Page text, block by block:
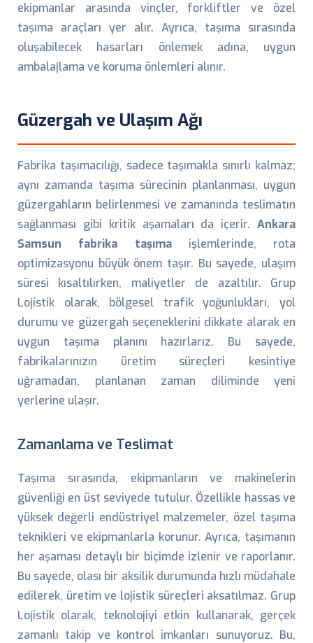
ekipmanlar arasında vinçler, forkliftler ve özel
taşıma araçları yer alır. Ayrıca, taşıma sırasında
oluşabilecek hasarları önlemek adına, uygun
ambalajlama ve koruma önlemleri alınır.
Güzergah ve Ulaşım Ağı
Fabrika taşımacılığı, sadece taşımakla sınırlı kalmaz;
aynı zamanda taşıma sürecinin planlanması, uygun
güzergahların belirlenmesi ve zamanında teslimatın
sağlanması gibi kritik aşamaları da içerir. Ankara
Samsun fabrika taşımaişlemlerinde, rota
optimizasyonu büyük önem taşır. Bu sayede, ulaşım
süresi kısaltılırken, maliyetler de azaltılır. Grup
Lojistik olarak, bölgesel trafik yoğunlukları, yol
durumu ve güzergah seçeneklerini dikkate alarak en
uygun taşıma planını hazırlarız. Bu sayede,
fabrikalarınızın üretim süreçleri kesintiye
uğramadan, planlanan zaman diliminde yeni
yerlerine ulaşır.
Zamanlama ve Teslimat
Taşıma sırasında, ekipmanların ve makinelerin
güvenliği en üst seviyede tutulur. Özellikle hassas ve
yüksek değerli endüstriyel malzemeler, özel taşıma
teknikleri ve ekipmanlarla korunur. Ayrıca, taşımanın
her aşaması detaylı bir biçimde izlenir ve raporlanır.
Bu sayede, olası bir aksilik durumunda hızlı müdahale
edilerek, üretim ve lojistik süreçleri aksatılmaz. Grup
Lojistik olarak, teknolojiyi etkin kullanarak, gerçek
zamanlı takip ve kontrol imkanları sunuyoruz. Bu,